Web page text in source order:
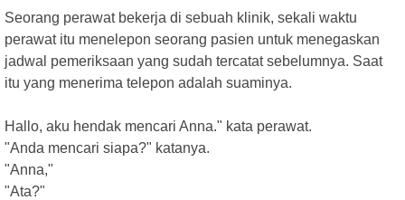
Seorang perawat bekerja di sebuah klinik, sekali waktu
perawat itu menelepon seorang pasien untuk menegaskan
jadwal pemeriksaan yang sudah tercatat sebelumnya. Saat
itu yang menerima telepon adalah suaminya.
Hallo, aku hendak mencari Anna." kata perawat.
"Anda mencari siapa?" katanya.
"Anna,"
"Ata?"